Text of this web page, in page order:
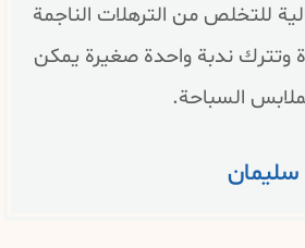
للتخلص من الترهلات الناجمة
وتترك ندبة واحدة صغيرة يمكن
السباحة.